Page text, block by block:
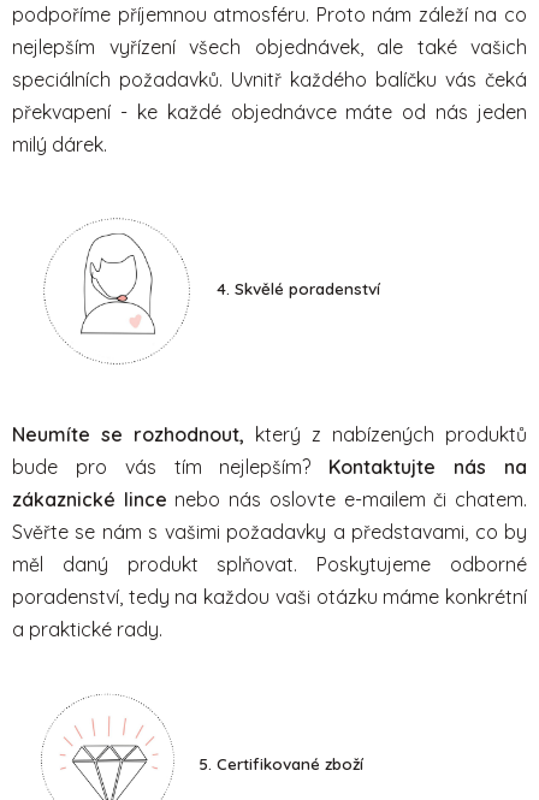
podpoříme příjemnou atmosféru. Proto nám záleží na co
nejlepším vyřízení všech objednávek, ale také vašich
speciálních požadavků. Uvnitř každého balíčku vás čeká
překvapení - ke každé objednávce máte od nás jeden
milý dárek.
4. Skvělé poradenství
Neumíte se rozhodnout, který z nabízených produktů
bude pro vás tím nejlepším? Kontaktujte nás na
zákaznické lince nebo nás oslovte e-mailem či chatem.
Svěřte se nám s vašimi požadavky a představami, co by
měl daný produkt splňovat. Poskytujeme odborné
poradenství, tedy na každou vaši otázku máme konkrétní
a praktické rady.
5. Certifikované zboží